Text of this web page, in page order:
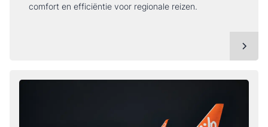
comfort en efficiëntie voor regionale reizen.